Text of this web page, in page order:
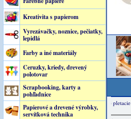
Kreativita s papierom
Vyrezávačky, noznice, pečiatky,
lepidlá
Farby a iné materiály
Ceruzky, kriedy, drevený
polotovar
Scrapbooking, karty a
pohľadnice
Papierové a drevené výrobky,
servítková technika